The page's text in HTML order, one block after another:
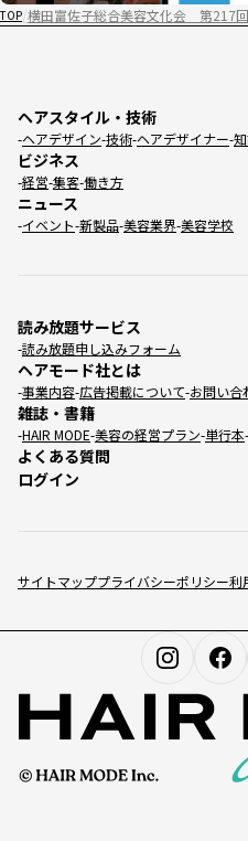
TOP 横田富佐子総合美容文化会 第217
サイトマッププライバシーポリシー利
ヘアスタイル・技術
ヘアデザイン 技術 ヘアデザイナー
ビジネス
経営 集客 働き方
ニュース
イベント 新製品 美容業界 美容学校
読み放題サービス
読み放題申し込みフォーム
ヘアモード社とは
事業内容 広告掲載について お問い合
雑誌・書籍
HAIR MODE 美容の経営プラン 単行本
よくある質問
ログイン